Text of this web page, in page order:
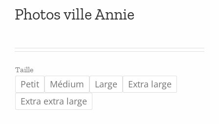
Photos ville Annie
Taille
Petit Médium Large
Extra large
Extra extra large